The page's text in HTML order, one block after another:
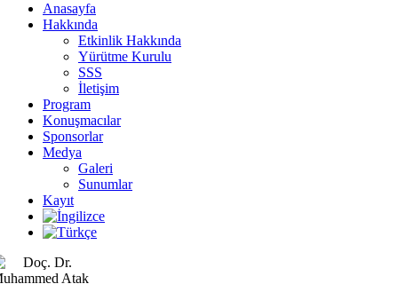
Anasayfa
Hakkında
Etkinlik Hakkında
Yürütme Kurulu
SSS
İletişim
Program
Konuşmacılar
Sponsorlar
Medya
Galeri
Sunumlar
Kayıt